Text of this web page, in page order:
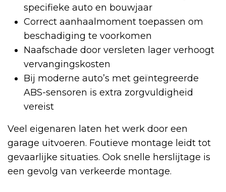
specifieke auto en bouwjaar
Correct aanhaalmoment toepassen om
beschadiging te voorkomen
Naafschade door versleten lager verhoogt
vervangingskosten
Bij moderne auto’s met geïntegreerde
ABS-sensoren is extra zorgvuldigheid
vereist
Veel eigenaren laten het werk door een
garage uitvoeren. Foutieve montage leidt tot
gevaarlijke situaties. Ook snelle herslijtage is
een gevolg van verkeerde montage.